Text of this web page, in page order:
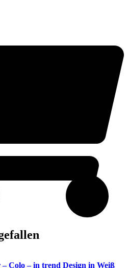
– Colo – in trend Design in Weiß